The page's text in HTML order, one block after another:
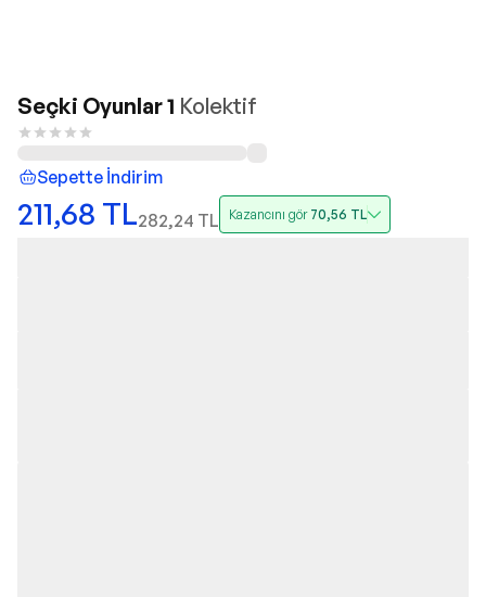
Seçki Oyunlar 1 Kolektif
Sepette İndirim
211,68 TL282,24 TL Kazancını gör 70,56 TL